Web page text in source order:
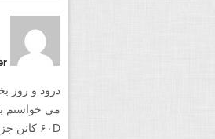
درود و روز
می خواستم
۶۰D کانن جزو فول فریم هاست ؟